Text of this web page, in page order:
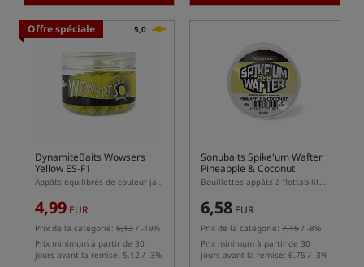
Offre spéciale 5,0
DynamiteBaits Wowsers
Yellow ES-F1
Appâts équilibrés de couleur jaune
4,99 EUR
Prix de la catégorie: 6,13 / -19%
Prix minimum à partir de 30
jours avant la remise: 5.12 / -3%
Sonubaits Spike'um Wafter
Pineapple & Coconut
Bouillettes appâts à flottabilité équilibrée (wafters)
6,58 EUR
Prix de la catégorie: 7,15 / -8%
Prix minimum à partir de 30
jours avant la remise: 6.75 / -3%